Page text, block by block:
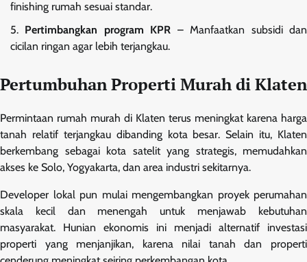
finishing rumah sesuai standar.
Pertimbangkan program KPR – Manfaatkan subsidi dan
cicilan ringan agar lebih terjangkau.
Pertumbuhan Properti Murah di Klaten
Permintaan rumah murah di Klaten terus meningkat karena harga
tanah relatif terjangkau dibanding kota besar. Selain itu, Klaten
berkembang sebagai kota satelit yang strategis, memudahkan
akses ke Solo, Yogyakarta, dan area industri sekitarnya.
Developer lokal pun mulai mengembangkan proyek perumahan
skala kecil dan menengah untuk menjawab kebutuhan
masyarakat. Hunian ekonomis ini menjadi alternatif investasi
properti yang menjanjikan, karena nilai tanah dan properti